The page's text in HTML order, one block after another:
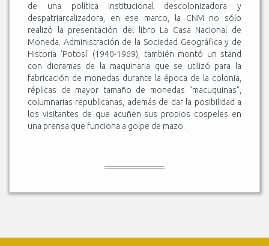
de una política institucional descolonizadora y
despatriarcalizadora, en ese marco, la CNM no sólo
realizó la presentación del libro La Casa Nacional de
Moneda. Administración de la Sociedad Geográfica y de
Historia 'Potosí' (1940-1969), también montó un stand
con dioramas de la maquinaria que se utilizó para la
fabricación de monedas durante la época de la colonia,
réplicas de mayor tamaño de monedas “macuquinas”,
columnarias republicanas, además de dar la posibilidad a
los visitantes de que acuñen sus propios cospeles en
una prensa que funciona a golpe de mazo.